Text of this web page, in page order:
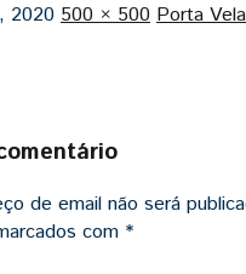
2020 500 × 500 Porta
de email não será
com *